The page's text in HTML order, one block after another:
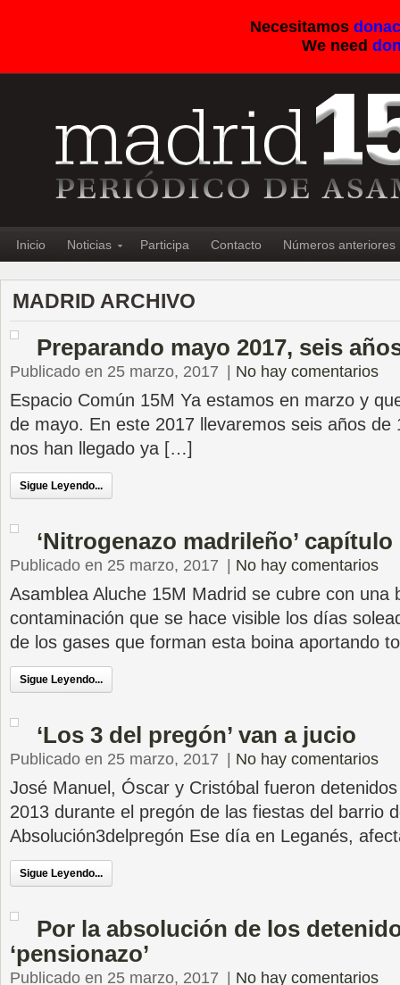
Necesitamos
We need
Inicio Noticias Participa Contacto Números anteriores
MADRID ARCHIVO
Preparando mayo 2017, seis
Publicado en 25 marzo, 2017 No hay comentarios
Espacio Común 15M Ya estamos en marzo y
de mayo. En este 2017 llevaremos seis años de
nos han llegado ya […]
Sigue Leyendo...
‘Nitrogenazo madrileño’ capítulo
Publicado en 25 marzo, 2017 No hay comentarios
Asamblea Aluche 15M Madrid se cubre con una
contaminación que se hace visible los días
de los gases que forman esta boina aportando
Sigue Leyendo...
‘Los 3 del pregón’ van a jucio
Publicado en 25 marzo, 2017 No hay comentarios
José Manuel, Óscar y Cristóbal fueron
2013 durante el pregón de las fiestas del barrio
Absolución3delpregón Ese día en Leganés,
Sigue Leyendo...
Por la absolución de los
‘pensionazo’
Publicado en 25 marzo, 2017 No hay comentarios